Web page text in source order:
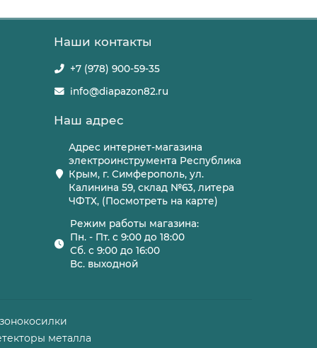
Наши контакты
+7 (978) 900-59-35
info@diapazon82.ru
Наш адрес
Адрес интернет-магазина
электроинструмента Республика
Крым, г. Симферополь, ул.
Калинина 59, склад №63, литера
ЧФТХ, (Посмотреть на карте)
Режим работы магазина:
Пн. - Пт. с 9:00 до 18:00
Сб. с 9:00 до 16:00
Вс. выходной
металла